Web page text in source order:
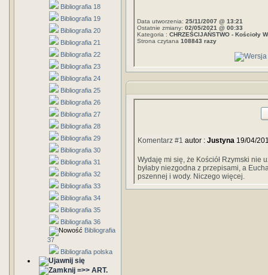
Bibliografia 18
Bibliografia 19
Bibliografia 20
Bibliografia 21
Bibliografia 22
Bibliografia 23
Bibliografia 24
Bibliografia 25
Bibliografia 26
Bibliografia 27
Bibliografia 28
Bibliografia 29
Bibliografia 30
Bibliografia 31
Bibliografia 32
Bibliografia 33
Bibliografia 34
Bibliografia 35
Bibliografia 36
Bibliografia
37
Bibliografia polska
=>> ART.
Data utworzenia: 25/11/2007 @ 13:21
Ostatnie zmiany: 02/05/2021 @ 00:33
Kategoria : CHRZEŚCIJAŃSTWO - Kościoły
Strona czytana 108843 razy
Komentarz #1 autor : Justyna 19/04/
Wydaję mi się, że Kościół Rzymski nie
byłaby niezgodna z przepisami, a
pszennej i wody. Niczego więcej.